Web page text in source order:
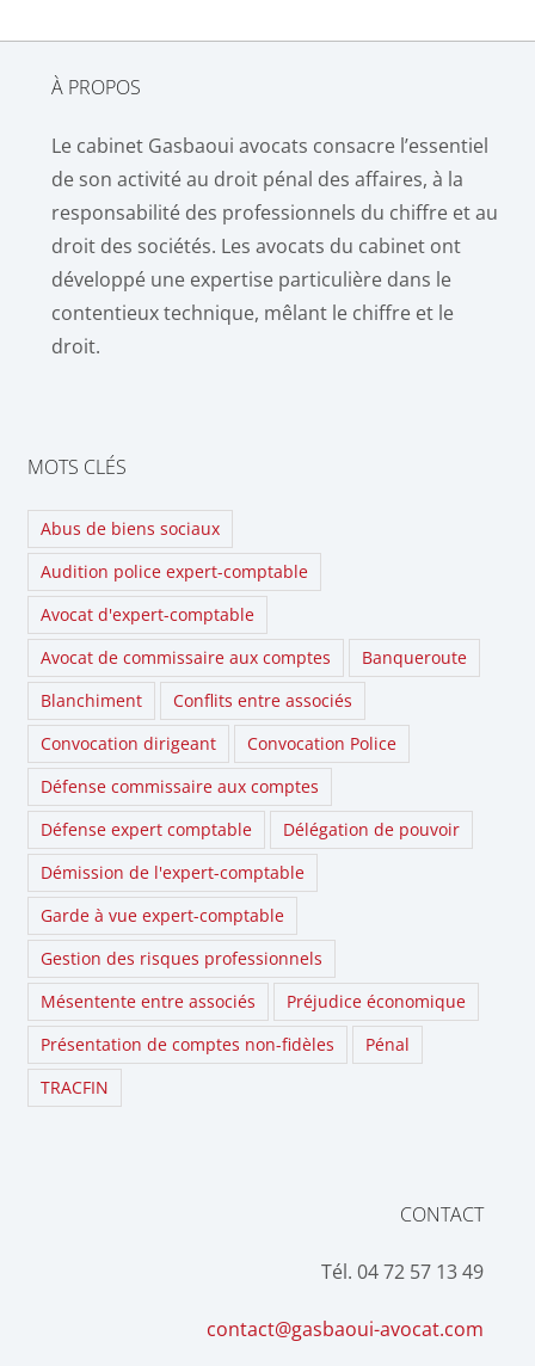
À PROPOS
Le cabinet Gasbaoui avocats consacre l’essentiel
de son activité au droit pénal des affaires, à la
responsabilité des professionnels du chiffre et au
droit des sociétés. Les avocats du cabinet ont
développé une expertise particulière dans le
contentieux technique, mêlant le chiffre et le
droit.
MOTS CLÉS
Abus de biens sociaux
Audition police expert-comptable
Avocat d'expert-comptable
Avocat de commissaire aux comptes
Banqueroute
Blanchiment
Conflits entre associés
Convocation dirigeant
Convocation Police
Défense commissaire aux comptes
Défense expert comptable
Délégation de pouvoir
Démission de l'expert-comptable
Garde à vue expert-comptable
Gestion des risques professionnels
Mésentente entre associés
Préjudice économique
Présentation de comptes non-fidèles
Pénal
TRACFIN
CONTACT
Tél. 04 72 57 13 49
contact@gasbaoui-avocat.com